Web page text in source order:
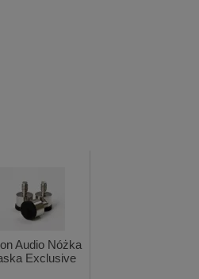
Audio Nóżka
Exclusive